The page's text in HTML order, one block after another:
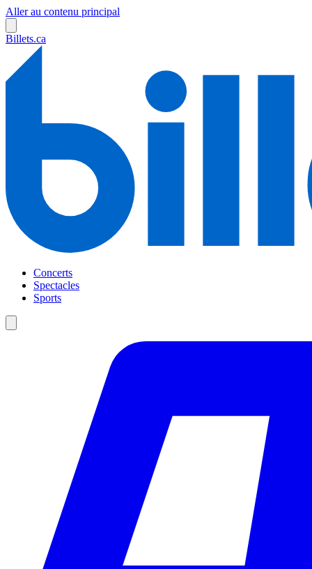
Aller au contenu principal
Billets.ca
Concerts
Spectacles
Sports